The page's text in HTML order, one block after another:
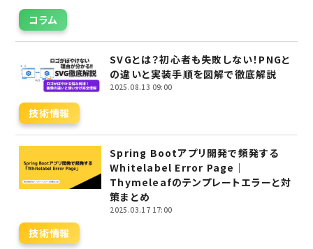
コラム
SVGとは？初心者も失敗しない！PNGと
の違いと実装手順を図解で徹底解説
2025.08.13 09:00
技術情報
Spring Bootアプリ開発で頻発する
Whitelabel Error Page｜
Thymeleafのテンプレートエラーと対
策まとめ
2025.03.17 17:00
技術情報